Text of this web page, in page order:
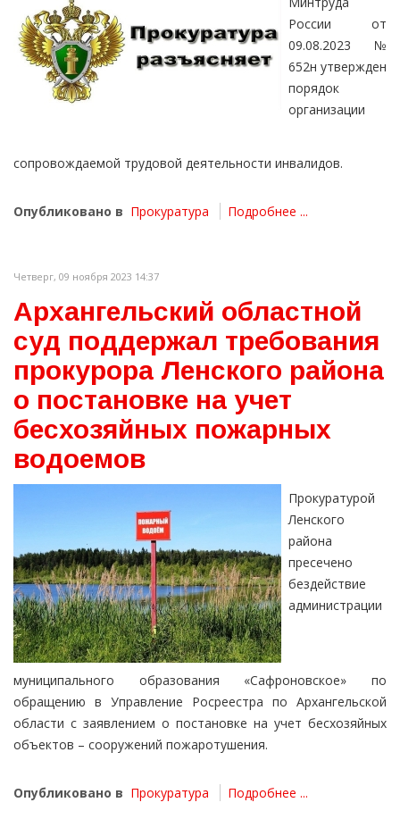
России от
09.08.2023 №
652н утвержден
порядок
организации
сопровождаемой трудовой деятельности инвалидов.
Опубликовано в Прокуратура Подробнее ...
Четверг, 09 ноября 2023 14:37
Архангельский областной
суд поддержал требования
прокурора Ленского района
о постановке на учет
бесхозяйных пожарных
водоемов
Прокуратурой
Ленского
района
пресечено
бездействие
администрации
муниципального образования «Сафроновское» по
обращению в Управление Росреестра по Архангельской
области с заявлением о постановке на учет бесхозяйных
объектов – сооружений пожаротушения.
Опубликовано в Прокуратура Подробнее ...